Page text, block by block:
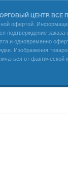
ТОРГОВЫЙ ЦЕНТР.
офертой.
и одновременно
Изображения
от